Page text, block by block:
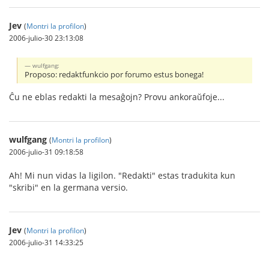
Jev (Montri la profilon)
2006-julio-30 23:13:08
wulfgang:
Proposo: redaktfunkcio por forumo estus bonega!
Ĉu ne eblas redakti la mesaĝojn? Provu ankoraŭfoje...
wulfgang (Montri la profilon)
2006-julio-31 09:18:58
Ah! Mi nun vidas la ligilon. "Redakti" estas tradukita kun
"skribi" en la germana versio.
Jev (Montri la profilon)
2006-julio-31 14:33:25